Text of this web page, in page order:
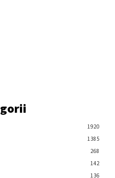
1920
1385
268
142
136